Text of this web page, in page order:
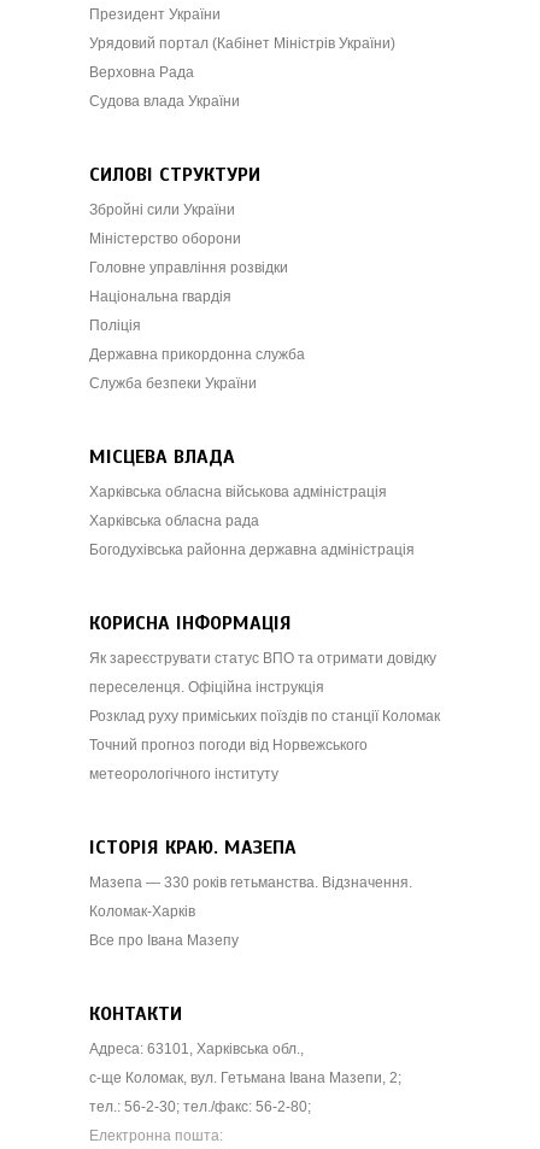
Президент України
Урядовий портал (Кабінет Міністрів України)
Верховна Рада
Судова влада України
СИЛОВІ СТРУКТУРИ
Збройні сили України
Міністерство оборони
Головне управління розвідки
Національна гвардія
Поліція
Державна прикордонна служба
Служба безпеки України
МІСЦЕВА ВЛАДА
Харківська обласна військова адміністрація
Харківська обласна рада
Богодухівська районна державна адміністрація
КОРИСНА ІНФОРМАЦІЯ
Як зареєструвати статус ВПО та отримати довідку
переселенця. Офіційна інструкція
Розклад руху приміських поїздів по станції Коломак
Точний прогноз погоди від Норвежського
метеорологічного інституту
ІСТОРІЯ КРАЮ. МАЗЕПА
Мазепа — 330 років гетьманства. Відзначення.
Коломак-Харків
Все про Івана Мазепу
КОНТАКТИ
Адреса: 63101, Харківська обл.,
с-ще Коломак, вул. Гетьмана Івана Мазепи, 2;
тел.: 56-2-30; тел./факс: 56-2-80;
Електронна пошта: